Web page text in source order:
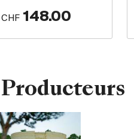
CHF 148.00
Producteurs